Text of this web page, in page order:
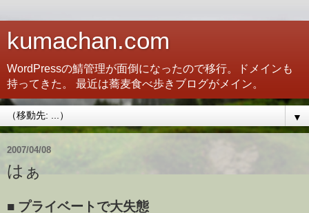
kumachan.com
WordPressの鯖管理が面倒になったので移行。ドメインも
持ってきた。 最近は蕎麦食べ歩きブログがメイン。
▼
2007/04/08
はぁ
■ プライベートで大失態